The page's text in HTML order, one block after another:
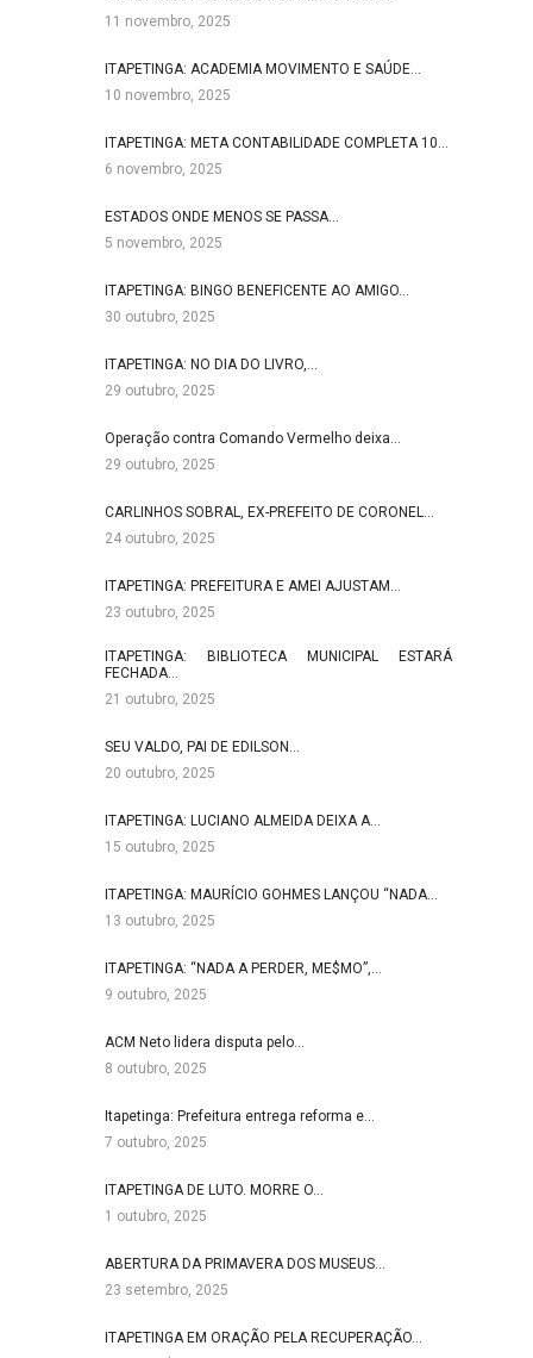
11 novembro, 2025
ITAPETINGA: ACADEMIA MOVIMENTO E SAÚDE…
10 novembro, 2025
ITAPETINGA: META CONTABILIDADE COMPLETA 10…
6 novembro, 2025
ESTADOS ONDE MENOS SE PASSA…
5 novembro, 2025
ITAPETINGA: BINGO BENEFICENTE AO AMIGO…
30 outubro, 2025
ITAPETINGA: NO DIA DO LIVRO,…
29 outubro, 2025
Operação contra Comando Vermelho deixa…
29 outubro, 2025
CARLINHOS SOBRAL, EX-PREFEITO DE CORONEL…
24 outubro, 2025
ITAPETINGA: PREFEITURA E AMEI AJUSTAM…
23 outubro, 2025
ITAPETINGA: BIBLIOTECA MUNICIPAL ESTARÁ
FECHADA…
21 outubro, 2025
SEU VALDO, PAI DE EDILSON…
20 outubro, 2025
ITAPETINGA: LUCIANO ALMEIDA DEIXA A…
15 outubro, 2025
ITAPETINGA: MAURÍCIO GOHMES LANÇOU “NADA…
13 outubro, 2025
ITAPETINGA: “NADA A PERDER, ME$MO”,…
9 outubro, 2025
ACM Neto lidera disputa pelo…
8 outubro, 2025
Itapetinga: Prefeitura entrega reforma e…
7 outubro, 2025
ITAPETINGA DE LUTO. MORRE O…
1 outubro, 2025
ABERTURA DA PRIMAVERA DOS MUSEUS…
23 setembro, 2025
ITAPETINGA EM ORAÇÃO PELA RECUPERAÇÃO…